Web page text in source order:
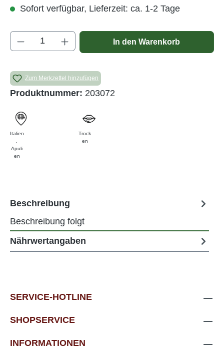
Sofort verfügbar, Lieferzeit: ca. 1-2 Tage
Produkt Anzahl: Gib den gewünschten
In den Warenkorb
Zum Merkzettel hinzufügen
Produktnummer: 203072
Italien
Apuli
en
Trock
en
Beschreibung
Beschreibung folgt
Nährwertangaben
SERVICE-HOTLINE
SHOPSERVICE
INFORMATIONEN